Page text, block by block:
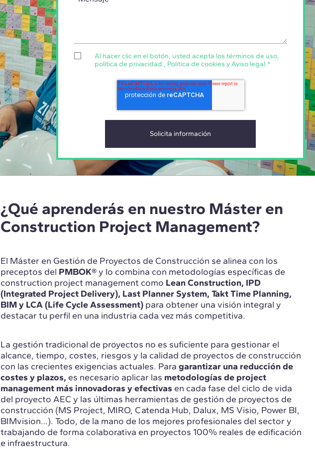
Al hacer clic en el botón, usted acepta los términos de uso,
política de privacidad , Política de cookies yAviso legal.*
¿Qué aprenderás en nuestro Máster en
Construction Project Management?
El Máster en Gestión de Proyectos de Construcción se alinea con los
preceptos del PMBOK®y lo combina con metodologías específicas de
construction project management como Lean Construction, IPD
(Integrated Project Delivery), Last Planner System, Takt Time Planning,
BIM y LCA (Life Cycle Assessment) para obtener una visión integral y
destacar tu perfil en una industria cada vez más competitiva.
La gestión tradicional de proyectos no es suficiente para gestionar el
alcance, tiempo, costes, riesgos y la calidad de proyectos de construcción
con las crecientes exigencias actuales. Para garantizar una reducción de
costes y plazos, es necesario aplicar las metodologías de project
management más innovadoras y efectivas en cada fase del ciclo de vida
del proyecto AEC y las últimas herramientas de gestión de proyectos de
construcción (MS Project, MIRO, Catenda Hub, Dalux, MS Visio, Power BI,
BIMvision…). Todo, de la mano de los mejores profesionales del sector y
trabajando de forma colaborativa en proyectos 100% reales de edificación
e infraestructura.